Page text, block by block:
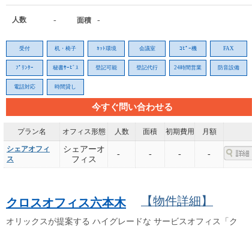
人数 - 面積 -
受付 机・椅子 ﾈｯﾄ環境 会議室 ｺﾋﾟｰ機 FAX
ﾌﾟﾘﾝﾀｰ 秘書ｻｰﾋﾞｽ 登記可能 登記代行 24時間営業 防音設備
電話対応 時間貸し
今すぐ問い合わせる
プラン名 オフィス形態 人数 面積 初期費用 月額
シェアオフィ
ス
シェアーオ
フィス
- - - -
クロスオフィス六本木 【物件詳細】
オリックスが提案する ハイグレードな サービスオフィス「ク